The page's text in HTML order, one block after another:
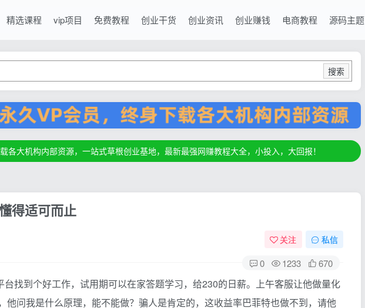
精选课程 vip项目 免费教程 创业干货 创业资讯 创业赚钱 电商教程 源码主题
搜索
各大机构内部资源，一站式草根创业基地，最新最强网赚教程大全，小投入，大回报！
各大机构内部资源，一站式草根创业基地，最新最强网赚教程大全，小投入，大回报！
各大机构内部资源，一站式草根创业基地，最新最强网赚教程大全，小投入，大回报！
得适可而止
关注 私信
0 1233 670
台找到个好工作，试用期可以在家答题学习，给230的日薪。上午客服让他做量化
他问我是什么原理，能不能做？骗人是肯定的，这收益率巴菲特也做不到，请他